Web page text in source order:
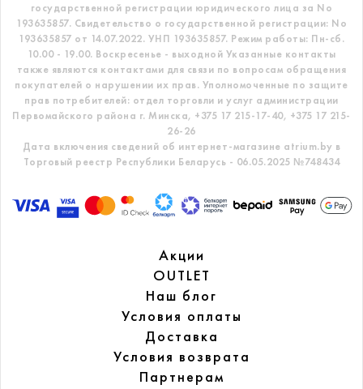
государственной регистрации юридического лица за No
193635857. Свидетельство о государственной регистрации: No
193635857 от 14.07.2022. УНП 193635857. Режим работы: Пн-сб.
10.00 - 19.00. Воскресенье - выходной Указанные контакты
также являются контактами для связи по вопросам обращения
покупателей о нарушении их прав. Уполномоченные по защите
прав потребителей: отдел торговли и услуг администрации
Первомайского района г. Минска, +375 17 215-17-40, +375 17 215-
26-26
Дата включения сведений об интернет-магазине atrium.by в
Торговый реестр Республики Беларусь - 06.05.2025 №748434
Акции
OUTLET
Наш блог
Условия оплаты
Доставка
Условия возврата
Партнерам